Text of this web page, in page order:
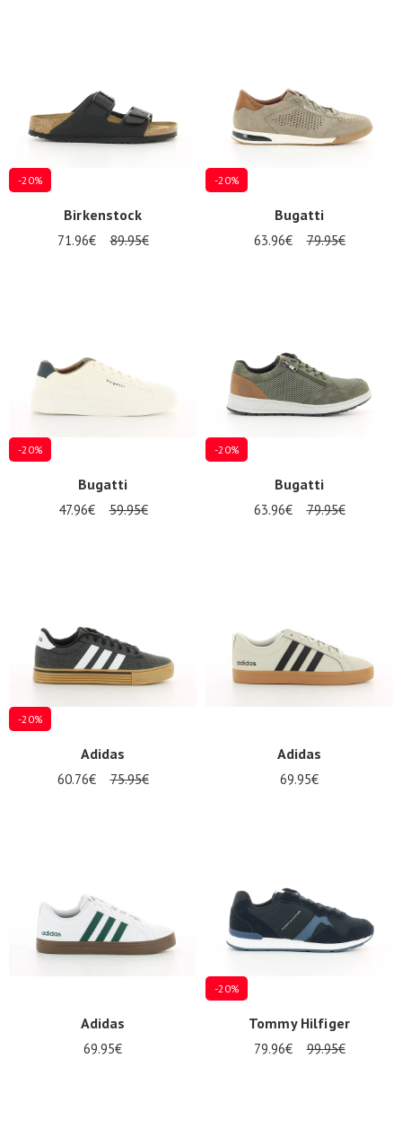
-20%
Birkenstock
71.96€ 89.95€
-20%
Bugatti
63.96€ 79.95€
-20%
Bugatti
47.96€ 59.95€
-20%
Bugatti
63.96€ 79.95€
-20%
Adidas
60.76€ 75.95€
Adidas
69.95€
Adidas
69.95€
-20%
Tommy Hilfiger
79.96€ 99.95€